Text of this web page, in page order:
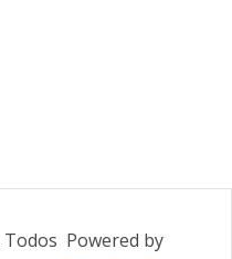
Todos Powered by